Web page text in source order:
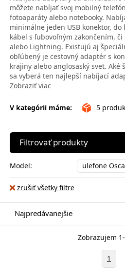
môžete nabíjať svoj mobilný
fotoaparáty alebo notebooky.
minimálne jeden USB konektor,
kábel s ľubovoľným zakončením, či
alebo Lightning. Existujú aj
obľúbený je cestovný adaptér s
krajiny alebo anglosaský svet. Aké
sa vyberá ten najlepší nabíjací
Zobraziť viac
V kategórii máme: 5
Filtrovať produkty
Model: ulefone
zrušiť všetky filtre
Najpredávanejšie
Zobrazujem
1